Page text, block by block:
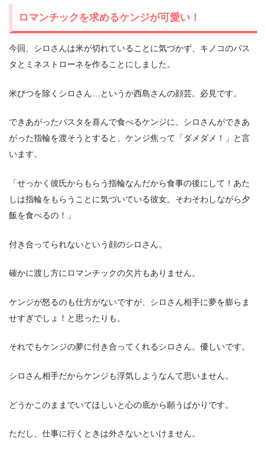
ロマンチックを求めるケンジが可愛い！
今回、シロさんは米が切れていることに気づかず、キノコのパス
タとミネストローネを作ることにしました。
米びつを除くシロさん…というか西島さんの顔芸。必見です。
できあがったパスタを喜んで食べるケンジに、シロさんができあ
がった指輪を渡そうとすると、ケンジ焦って「ダメダメ！」と言
います。
「せっかく彼氏からもらう指輪なんだから食事の後にして！あた
しは指輪をもらうことに気づいている彼女。そわそわしながら夕
飯を食べるの！」
付き合ってられないという顔のシロさん。
確かに渡し方にロマンチックの欠片もありません。
ケンジが怒るのも仕方がないですが、シロさん相手に夢を膨らま
せすぎでしょ！と思ったりも。
それでもケンジの夢に付き合ってくれるシロさん。優しいです。
シロさん相手だからケンジも浮気しようなんて思いません。
どうかこのままでいてほしいと心の底から願うばかりです。
ただし、仕事に行くときは外さないといけません。